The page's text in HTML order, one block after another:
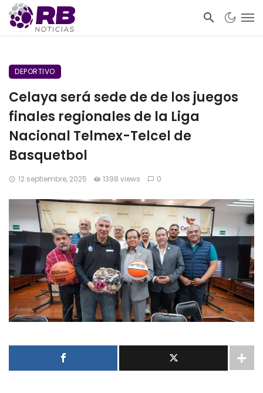
DEPORTIVO
Celaya será sede de de los juegos
finales regionales de la Liga
Nacional Telmex-Telcel de
Basquetbol
12 septiembre, 2025 1398 views 0